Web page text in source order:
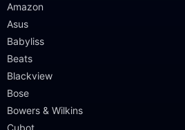
Amazon
Asus
Babyliss
Beats
Blackview
Bose
Bowers & Wilkins
Cubot